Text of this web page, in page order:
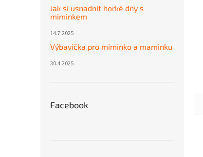
Jak si usnadnit horké dny s
miminkem
14.7.2025
Výbavička pro miminko a maminku
30.4.2025
Facebook